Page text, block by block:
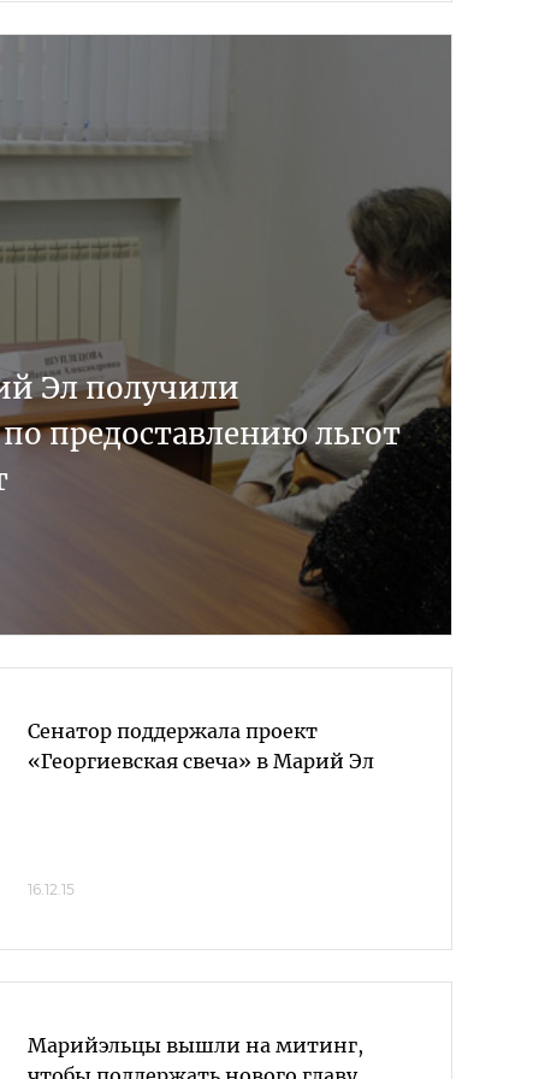
Эл получили
предоставлению льгот
Сенатор поддержала проект
«Георгиевская свеча» в Марий Эл
16.12.15
Марийэльцы вышли на митинг,